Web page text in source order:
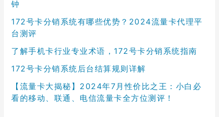
钟
172号卡分销系统有哪些优势？2024流量卡代理平
台测评
了解手机卡行业专业术语，172号卡分销系统指南
172号卡分销系统后台结算规则详解
【流量卡大揭秘】2024年7月性价比之王：小白必
看的移动、联通、电信流量卡全方位测评！